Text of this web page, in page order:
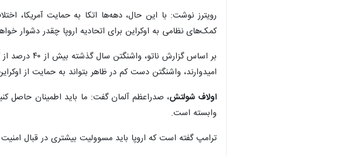
رویترز نوشت: با این حال، دهه‌ها اتکا به حمایت آمریکا،
کمک‌های نظامی به اوکراین برای اتحادیه اروپا چقدر دشوار
بر اساس
امیدوارند، واشنگتن دست کم در ظاهر بتواند به حمایت از
اولاف شولتش، صدراعظم آلمان گفت: ما باید اطمینان حاصل
وابسته است.
ترامپ گفته است که اروپا باید مسوولیت بیشتری در قبال امنیت